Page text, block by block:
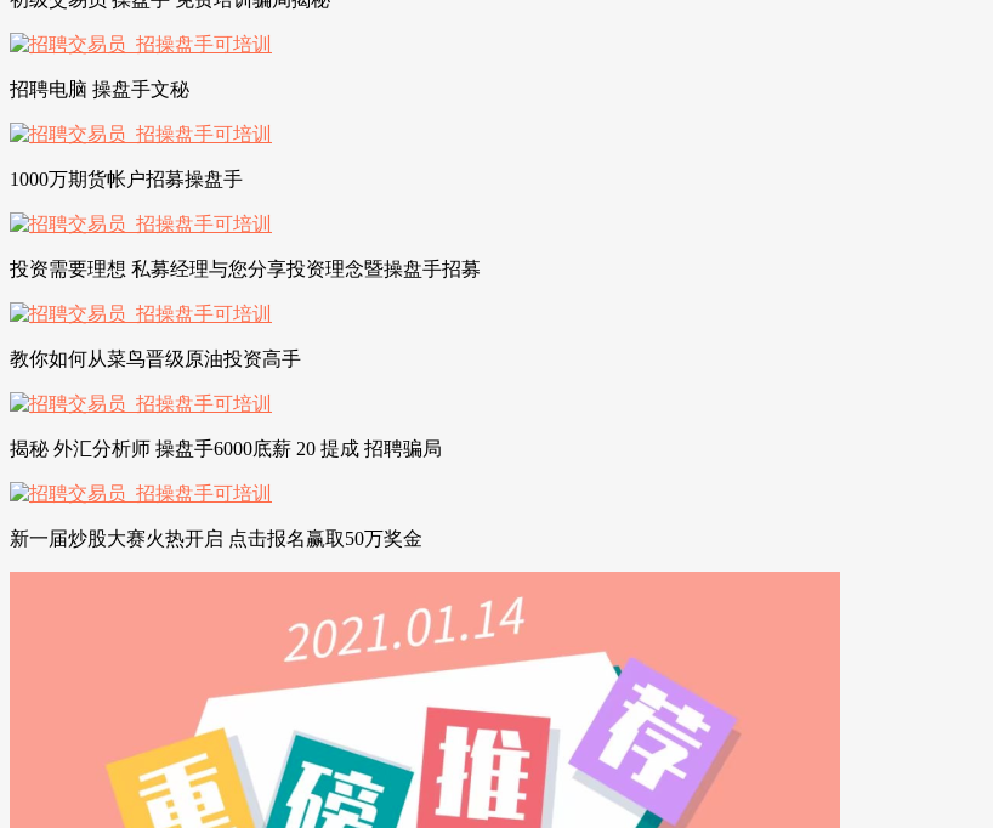
招聘电脑 操盘手文秘
1000万期货帐户招募操盘手
投资需要理想 私募经理与您分享投资理念暨操盘手招募
教你如何从菜鸟晋级原油投资高手
揭秘 外汇分析师 操盘手6000底薪 20 提成 招聘骗局
新一届炒股大赛火热开启 点击报名赢取50万奖金